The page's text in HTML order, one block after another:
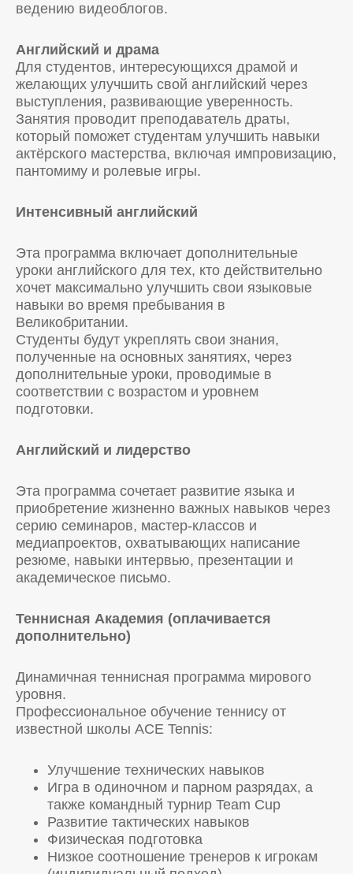
ведению видеоблогов.
Английский и драма
Для студентов, интересующихся драмой и
желающих улучшить свой английский через
выступления, развивающие уверенность.
Занятия проводит преподаватель драты,
который поможет студентам улучшить навыки
актёрского мастерства, включая импровизацию,
пантомиму и ролевые игры.
Интенсивный английский
Эта программа включает дополнительные
уроки английского для тех, кто действительно
хочет максимально улучшить свои языковые
навыки во время пребывания в
Великобритании.
Студенты будут укреплять свои знания,
полученные на основных занятиях, через
дополнительные уроки, проводимые в
соответствии с возрастом и уровнем
подготовки.
Английский и лидерство
Эта программа сочетает развитие языка и
приобретение жизненно важных навыков через
серию семинаров, мастер-классов и
медиапроектов, охватывающих написание
резюме, навыки интервью, презентации и
академическое письмо.
Теннисная Академия (оплачивается
дополнительно)
Динамичная теннисная программа мирового
уровня.
Профессиональное обучение теннису от
известной школы ACE Tennis:
Улучшение технических навыков
Игра в одиночном и парном разрядах, а
также командный турнир Team Cup
Развитие тактических навыков
Физическая подготовка
Низкое соотношение тренеров к игрокам